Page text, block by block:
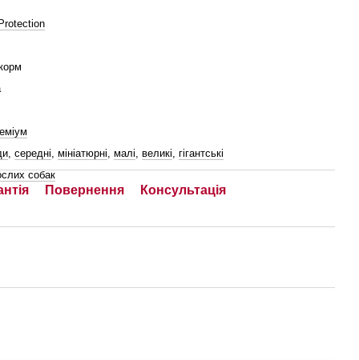
, середні, мініатюрні, малі, великі, гігантські
собак
Повернення Консультація